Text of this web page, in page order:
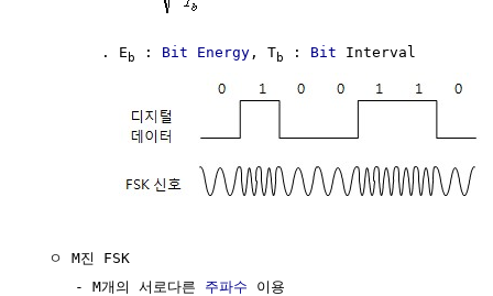
        . E
b : Bit Energy , Tb : Bit Interval
  ㅇ M진 FSK
     - M개의 서로다른
주파수 이용